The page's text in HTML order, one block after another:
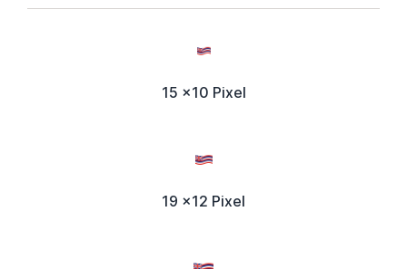
15 x10 Pixel
19 x12 Pixel